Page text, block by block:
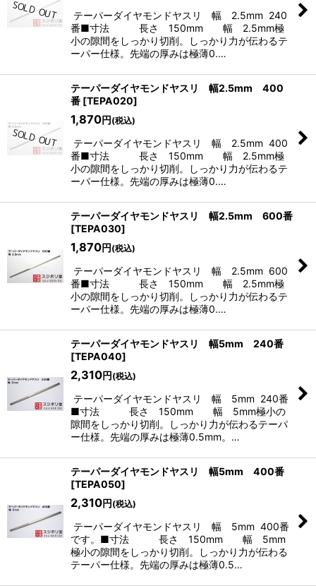
並び順:
絞り込む
テーパーダイヤモンドヤスリ 幅 2.5mm 240
番■寸法 長さ 150mm 幅 2.5mm極
小の隙間をしっかり切削。しっかり力が伝わるテ
ーパー仕様。先端の厚みは極薄0.…
テーパーダイヤモンドヤスリ 幅2.5mm 400
番 [TEPA020]
1,870円 (税込)
テーパーダイヤモンドヤスリ 幅 2.5mm 400
番■寸法 長さ 150mm 幅 2.5mm極
小の隙間をしっかり切削。しっかり力が伝わるテ
ーパー仕様。先端の厚みは極薄0.…
テーパーダイヤモンドヤスリ 幅2.5mm 600番
[TEPA030]
1,870円 (税込)
テーパーダイヤモンドヤスリ 幅 2.5mm 600
番■寸法 長さ 150mm 幅 2.5mm極
小の隙間をしっかり切削。しっかり力が伝わるテ
ーパー仕様。先端の厚みは極薄0.…
テーパーダイヤモンドヤスリ 幅5mm 240番
[TEPA040]
2,310円 (税込)
テーパーダイヤモンドヤスリ 幅 5mm 240番
■寸法 長さ 150mm 幅 5mm極小の
隙間をしっかり切削。しっかり力が伝わるテーパ
ー仕様。先端の厚みは極薄0.5mm。…
テーパーダイヤモンドヤスリ 幅5mm 400番
[TEPA050]
2,310円 (税込)
テーパーダイヤモンドヤスリ 幅 5mm 400番
です。■寸法 長さ 150mm 幅 5mm
極小の隙間をしっかり切削。しっかり力が伝わる
テーパー仕様。先端の厚みは極薄0.5…